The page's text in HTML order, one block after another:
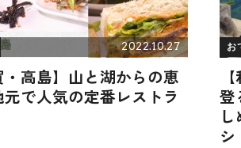
2022.10.27
・高島】山と湖からの恵
で人気の定番レストラ
お
登
シ